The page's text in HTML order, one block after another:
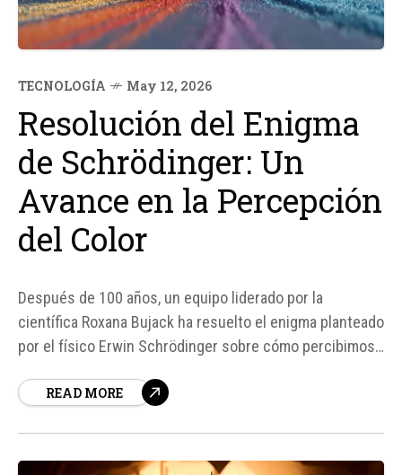
TECNOLOGÍA May 12, 2026
Resolución del Enigma
de Schrödinger: Un
Avance en la Percepción
del Color
Después de 100 años, un equipo liderado por la
científica Roxana Bujack ha resuelto el enigma planteado
por el físico Erwin Schrödinger sobre cómo percibimos
Schrödinger ha sido sometida a una revisión que ha
READ MORE